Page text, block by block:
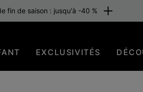
fin de saison : jusqu'à -40 %
EXCLUSIVITÉS